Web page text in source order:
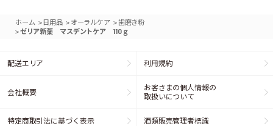
ホーム > 日用品 > オーラルケア >歯磨き粉
>ゼリア新薬 マスデントケア 110ｇ
配送エリア 利用規約
会社概要
お客さまの個人情報の
取扱いについて
特定商取引法に基づく表示 酒類販売管理者標識